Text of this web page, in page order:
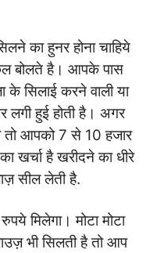
का हुनर होना चाहिये
बोलते है। आपके पास
के सिलाई करने वाली या
लगी हुई होती है। अगर
तो आपको 7 से 10 हजार
खर्चा है खरीदने का धीरे
सील लेती है.
मिलेगा। मोटा मोटा
भी सिलती है तो आप